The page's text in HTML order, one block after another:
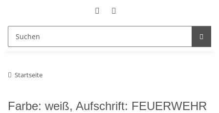
Startseite
Farbe: weiß, Aufschrift: FEUERWEHR